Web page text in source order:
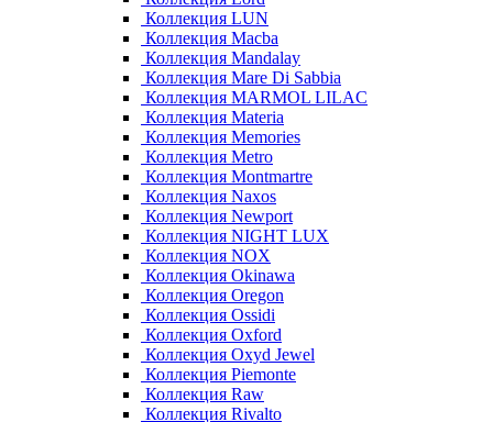
Коллекция LUN
Коллекция Macba
Коллекция Mandalay
Коллекция Mare Di Sabbia
Коллекция MARMOL LILAC
Коллекция Materia
Коллекция Memories
Коллекция Metro
Коллекция Montmartre
Коллекция Naxos
Коллекция Newport
Коллекция NIGHT LUX
Коллекция NOX
Коллекция Okinawa
Коллекция Oregon
Коллекция Ossidi
Коллекция Oxford
Коллекция Oxyd Jewel
Коллекция Piemonte
Коллекция Raw
Коллекция Rivalto